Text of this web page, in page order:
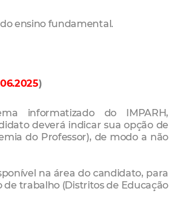
do ensino fundamental.
)
informatizado do IMPARH,
deverá indicar sua opção de
do Professor), de modo a não
na área do candidato, para
trabalho (Distritos de Educação